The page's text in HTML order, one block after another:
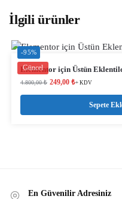
İlgili ürünler
-95%
Güncel
Elementor için Üstün
4.800,00₺ 249,00 ₺+ KDV
Sepete
En Güvenilir Adresiniz